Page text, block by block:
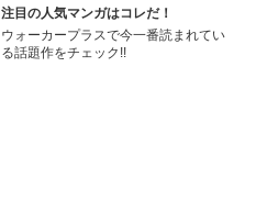
注目の人気マンガはコレだ！
ウォーカープラスで今一番読まれてい
る話題作をチェック!!